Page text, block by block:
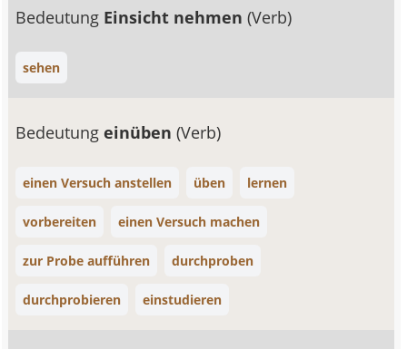
Bedeutung Einsicht nehmen(Verb)
sehen
Bedeutungeinüben(Verb)
einen Versuch anstellen üben lernen
vorbereiten einen Versuch machen
zur Probe aufführen durchproben
durchprobieren einstudieren